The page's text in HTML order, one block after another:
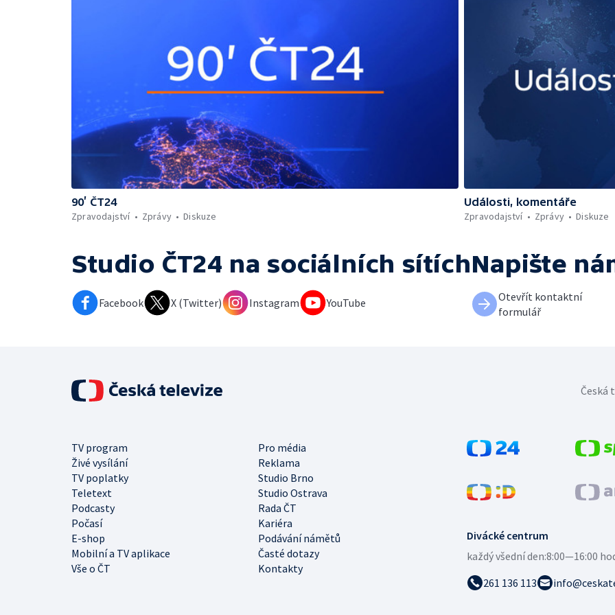
90’ ČT24
Zpravodajství
Zprávy Diskuze
Události, komentáře
Zpravodajství
Zprávy Diskuze
Studio ČT24 na sociálních sítích
Facebook X (Twitter) Instagram YouTube
Napište
Otevřít kontaktní
formulář
Divácké centrum
každý všední den:8:00—16:00
261 136 113
TV program
Pro média
Živé vysílání
Reklama
TV poplatky
Studio Brno
Teletext
Studio Ostrava
Podcasty
Rada ČT
Počasí
Kariéra
E-shop
Podávání námětů
Mobilní a TV aplikace
Časté dotazy
Vše o ČT
Kontakty
Česká